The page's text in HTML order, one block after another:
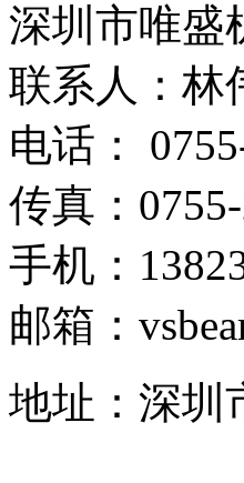
深圳市唯盛
联系人：林
电话：
传真：
手机：
邮箱：
地址：深圳